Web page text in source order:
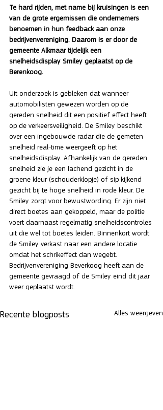
Te hard rijden, met name bij kruisingen is een
van de grote ergernissen die ondernemers
benoemen in hun feedback aan onze
bedrijvenvereniging. Daarom is er door de
gemeente Alkmaar tijdelijk een
snelheidsdisplay Smiley geplaatst op de
Berenkoog.
Uit onderzoek is gebleken dat wanneer
automobilisten gewezen worden op de
gereden snelheid dit een positief effect heeft
op de verkeersveiligheid. De Smiley beschikt
over een ingebouwde radar die de gemeten
snelheid real-time weergeeft op het
snelheidsdisplay. Afhankelijk van de gereden
snelheid zie je een lachend gezicht in de
groene kleur (schouderklopje) of sip kijkend
gezicht bij te hoge snelheid in rode kleur. De
Smiley zorgt voor bewustwording. Er zijn niet
direct boetes aan gekoppeld, maar de politie
voert daarnaast regelmatig snelheidscontroles
uit die wel tot boetes leiden. Binnenkort wordt
de Smiley verkast naar een andere locatie
omdat het schrikeffect dan wegebt.
Bedrijvenvereniging Beverkoog heeft aan de
gemeente gevraagd of de Smiley eind dit jaar
weer geplaatst wordt.
Recente blogposts Alles weergeven